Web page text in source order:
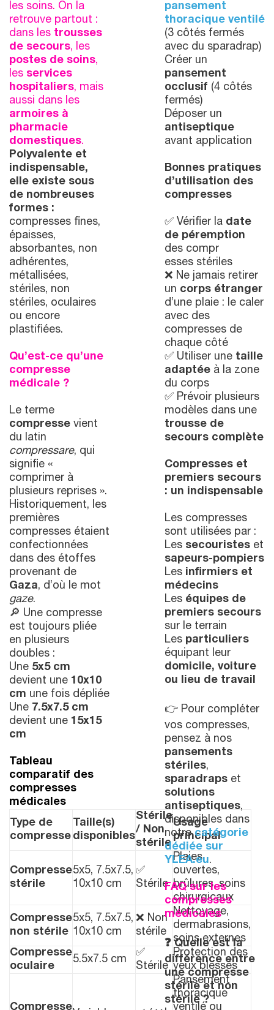
les soins. On la
retrouve partout :
dans les trousses
de secours, les
postes de soins,
les services
hospitaliers, mais
aussi dans les
armoires à
pharmacie
domestiques.
Polyvalente et
indispensable,
elle existe sous
de nombreuses
formes :
compresses fines,
épaisses,
absorbantes, non
adhérentes,
métallisées,
stériles, non
stériles, oculaires
ou encore
plastifiées.
Qu’est-ce qu’une
compresse
médicale ?
Le terme
compresse vient
du latin
compressare, qui
signifie «
comprimer à
plusieurs reprises ».
Historiquement, les
premières
compresses étaient
confectionnées
dans des étoffes
provenant de
Gaza, d’où le mot
gaze.
🔎 Une compresse
est toujours pliée
en plusieurs
doubles :
Une 5x5 cm
devient une 10x10
cm une fois dépliée
Une 7.5x7.5 cm
devient une 15x15
cm
Tableau
comparatif des
compresses
médicales
Type de
compresse
Taille(s)
disponibles
Stérile
/ Non
stérile
Usage
principal
Compresse
stérile
5x5, 7.5x7.5,
10x10 cm
✅
Stérile
Plaies
ouvertes,
brûlures, soins
chirurgicaux
Compresse
non stérile
5x5, 7.5x7.5,
10x10 cm
❌ Non
stérile
Nettoyage,
dermabrasions,
soins externes
Compresse
oculaire
5.5x7.5 cm
✅
Stérile
Protection des
yeux blessés
Pansement
thoracique
pansement
thoracique ventilé
(3 côtés fermés
avec du sparadrap)
Créer un
pansement
occlusif (4 côtés
fermés)
Déposer un
antiseptique
avant application
Bonnes pratiques
d’utilisation des
compresses
✅ Vérifier la date
de péremption
des compr
esses stériles
❌ Ne jamais retirer
un corps étranger
d’une plaie : le caler
avec des
compresses de
chaque côté
✅ Utiliser une taille
adaptée à la zone
du corps
✅ Prévoir plusieurs
modèles dans une
trousse de
secours complète
Compresses et
premiers secours
: un indispensable
Les compresses
sont utilisées par :
Les secouristes et
sapeurs-pompiers
Les infirmiers et
médecins
Les équipes de
premiers secours
sur le terrain
Les particuliers
équipant leur
domicile, voiture
ou lieu de travail
👉 Pour compléter
vos compresses,
pensez à nos
pansements
stériles,
sparadraps et
solutions
antiseptiques,
disponibles dans
notrecatégorie
dédiée sur
YLEA.eu.
FAQ sur les
compresses
médicales
❓ Quelle est la
différence entre
une compresse
stérile et non
stérile ?